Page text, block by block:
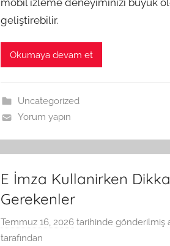
geliştirebilir.
Okumaya devam et
Uncategorized
Yorum yapın
E İmza Kullanirken
Gerekenler
Temmuz 16, 2026 tarihinde gönderilmiş
tarafından